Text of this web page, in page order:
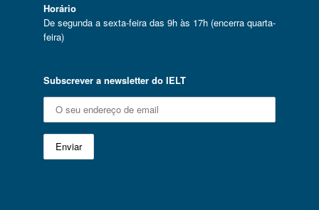
Horário
De segunda a sexta-feira das 9h às 17h (encerra quarta-
feira)
Subscrever a newsletter do IELT